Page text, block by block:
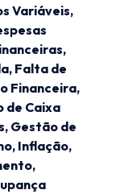
Variáveis,
,
, Falta de
Financeira,
de Caixa
, Gestão de
, Inflação,
,